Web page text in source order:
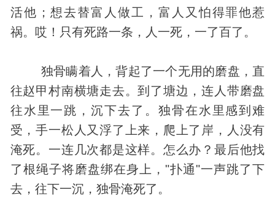
活他；想去替富人做工，富人又怕得罪他惹
祸。哎！只有死路一条，人一死，一了百了。
独骨瞒着人，背起了一个无用的磨盘，直
往赵甲村南横塘走去。到了塘边，连人带磨盘
往水里一跳，沉下去了。独骨在水里感到难
受，手一松人又浮了上来，爬上了岸，人没有
淹死。一连几次都是这样。怎么办？最后他找
了根绳子将磨盘绑在身上，"扑通"一声跳了下
去，往下一沉，独骨淹死了。